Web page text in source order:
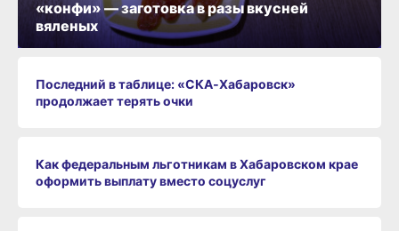
Последний в таблице: «СКА‑Хабаровск»
продолжает терять очки
Как федеральным льготникам в Хабаровском крае
оформить выплату вместо соцуслуг
«конфи» — заготовка в разы вкусней
вяленых